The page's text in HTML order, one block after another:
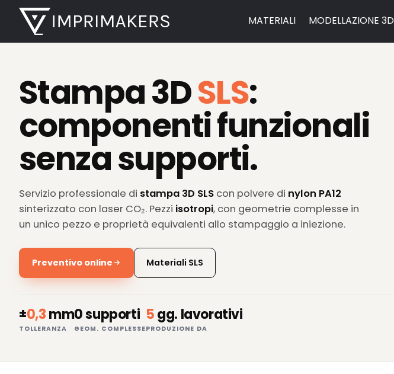
MATERIALI MODELLAZIONE 3D
Stampa 3DSLS:
componenti funzionali
senza supporti.
Servizio professionale di stampa 3D SLS con polvere di nylon PA12
sinterizzato con laser CO₂. Pezzi isotropi, con geometrie complesse in
un unico pezzo e proprietà equivalenti allo stampaggio a iniezione.
Preventivo online Materiali SLS
±0,3mm
TOLLERANZA
0 supporti
GEOM. COMPLESSE
5gg. lavorativi
PRODUZIONE DA